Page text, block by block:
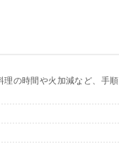
の時間や火加減など、手